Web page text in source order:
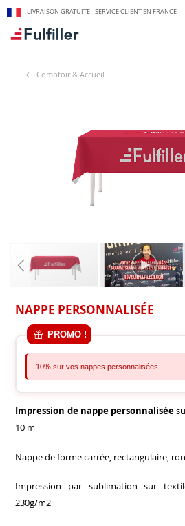
LIVRAISON GRATUITE - SERVICE CLIENT EN FRANCE
Comptoir & Accueil
NAPPE PERSONNALISÉE
PROMO !
-10% sur vos nappes personnalisées
Impression de nappe personnalisée
10 m
Nappe de forme carrée, rectangulaire,
Impression par sublimation sur
230g/m2